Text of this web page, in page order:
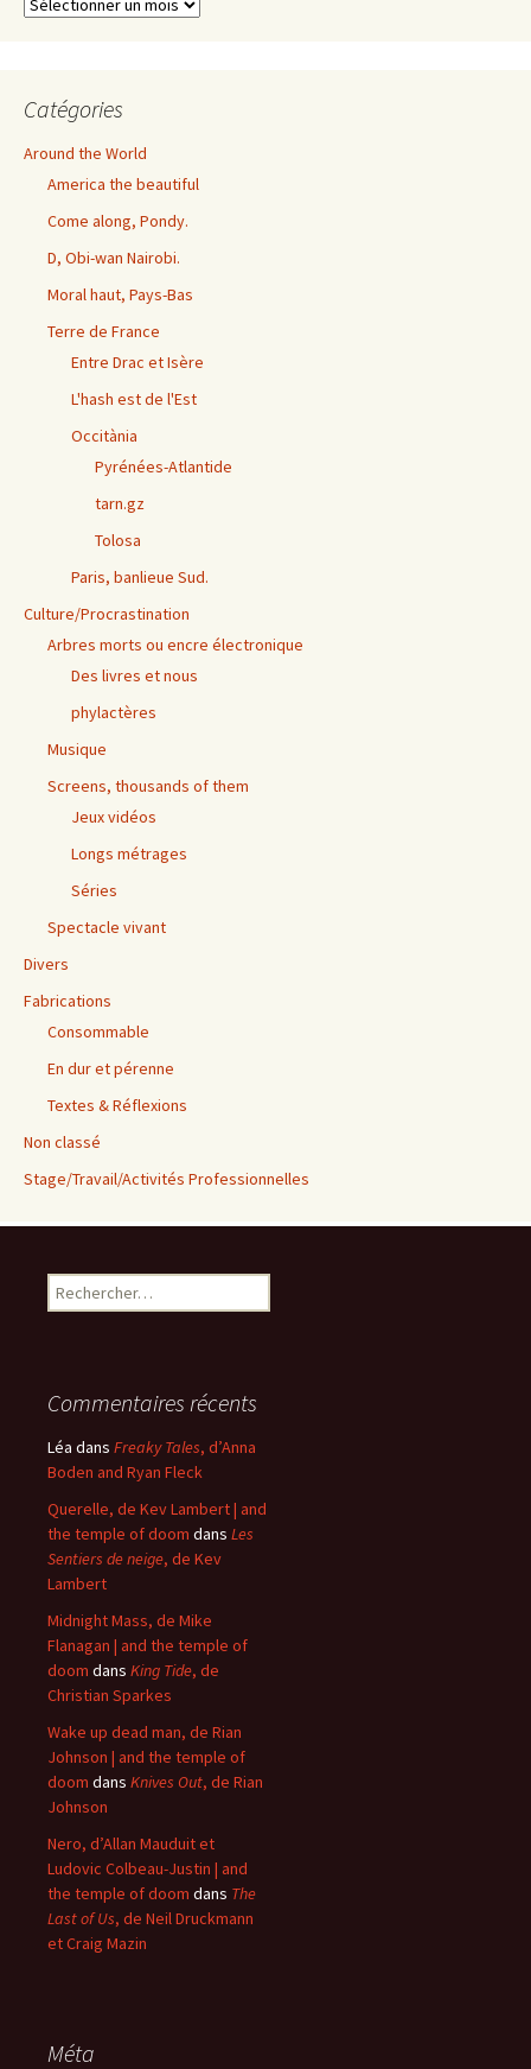
Catégories
Around the World
America the beautiful
Come along, Pondy.
D, Obi-wan Nairobi.
Moral haut, Pays-Bas
Terre de France
Entre Drac et Isère
L'hash est de l'Est
Occitània
Pyrénées-Atlantide
tarn.gz
Tolosa
Paris, banlieue Sud.
Culture/Procrastination
Arbres morts ou encre électronique
Des livres et nous
phylactères
Musique
Screens, thousands of them
Jeux vidéos
Longs métrages
Séries
Spectacle vivant
Divers
Fabrications
Consommable
En dur et pérenne
Textes & Réflexions
Non classé
Stage/Travail/Activités Professionnelles
Rechercher :
Commentaires récents
Léa dans Freaky Tales, d’Anna
Boden and Ryan Fleck
Querelle, de Kev Lambert | and
the temple of doom dans Les
Sentiers de neige, de Kev
Lambert
Midnight Mass, de Mike
Flanagan | and the temple of
doom dans King Tide, de
Christian Sparkes
Wake up dead man, de Rian
Johnson | and the temple of
doom dans Knives Out, de Rian
Johnson
Nero, d’Allan Mauduit et
Ludovic Colbeau-Justin | and
the temple of doom dans The
Last of Us, de Neil Druckmann
et Craig Mazin
Méta